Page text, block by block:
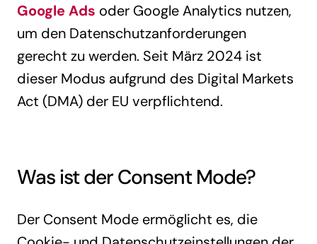
Google Ads oder Google Analytics nutzen,
um den Datenschutzanforderungen
gerecht zu werden. Seit März 2024 ist
dieser Modus aufgrund des Digital Markets
Act (DMA) der EU verpflichtend.
Was ist der Consent Mode?
Der Consent Mode ermöglicht es, die